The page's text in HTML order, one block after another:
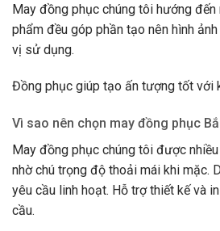
May đồng phục chúng tôi hướng
phẩm đều góp phần tạo nên hình
vị sử dụng.
Đồng phục giúp tạo ấn tượng tốt với
Vì sao nên chọn may đồng phục
May đồng phục chúng tôi được
nhờ chú trọng độ thoải mái khi mặc.
yêu cầu linh hoạt. Hỗ trợ thiết kế và
cầu.